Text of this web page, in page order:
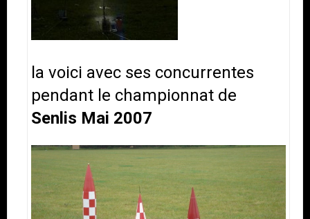
la voici avec ses concurrentes
pendant le championnat de
Senlis Mai 2007